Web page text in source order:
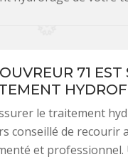
71
le traitement
conseillé de recourir
et